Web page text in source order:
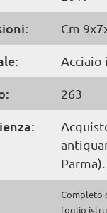
Cm
Acciaio
263
Parma).
Completo
foglio